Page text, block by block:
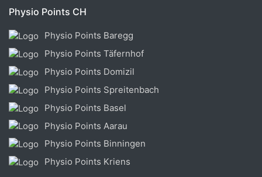
Physio Points CH
Physio Points Baregg
Physio Points Täfernhof
Physio Points Domizil
Physio Points Spreitenbach
Physio Points Basel
Physio Points Aarau
Physio Points Binningen
Physio Points Kriens